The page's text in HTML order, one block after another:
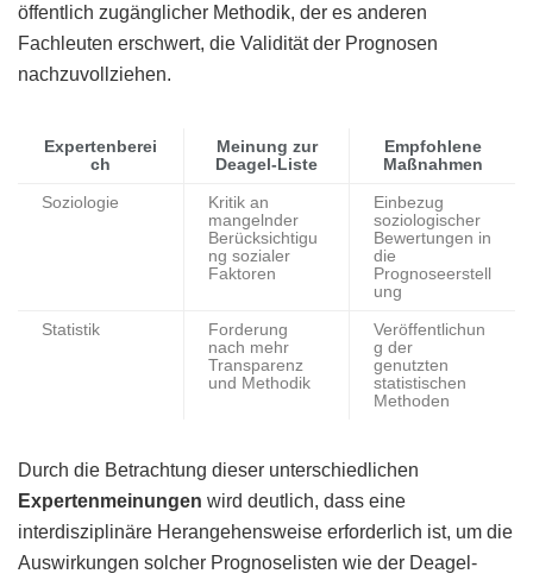
öffentlich zugänglicher Methodik, der es anderen
Fachleuten erschwert, die Validität der Prognosen
nachzuvollziehen.
Expertenberei
ch
Meinung zur
Deagel-Liste
Empfohlene
Maßnahmen
Soziologie
Kritik an
mangelnder
Berücksichtigu
ng sozialer
Faktoren
Einbezug
soziologischer
Bewertungen in
die
Prognoseerstell
ung
Statistik
Forderung
nach mehr
Transparenz
und Methodik
Veröffentlichun
g der
genutzten
statistischen
Methoden
Durch die Betrachtung dieser unterschiedlichen
Expertenmeinungen wird deutlich, dass eine
interdisziplinäre Herangehensweise erforderlich ist, um die
Auswirkungen solcher Prognoselisten wie der Deagel-